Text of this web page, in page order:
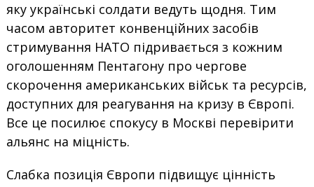
яку українські солдати ведуть щодня. Тим
часом авторитет конвенційних засобів
стримування НАТО підривається з кожним
оголошенням Пентагону про чергове
скорочення американських військ та ресурсів,
доступних для реагування на кризу в Європі.
Все це посилює спокусу в Москві перевірити
альянс на міцність.
Слабка позиція Європи підвищує цінність